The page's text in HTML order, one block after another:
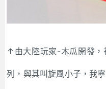
↑由大陸玩家-木瓜開發，
列，與其叫旋風小子，我